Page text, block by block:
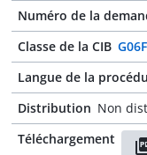
Numéro de la
Classe de la CIB
Langue de la
Distribution Non
Téléchargement